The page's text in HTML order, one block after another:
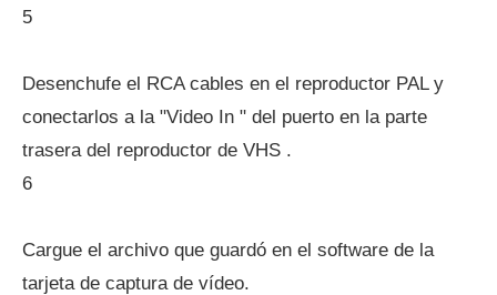
5
Desenchufe el RCA cables en el reproductor PAL y
conectarlos a la "Video In " del puerto en la parte
trasera del reproductor de VHS .
6
Cargue el archivo que guardó en el software de la
tarjeta de captura de vídeo.